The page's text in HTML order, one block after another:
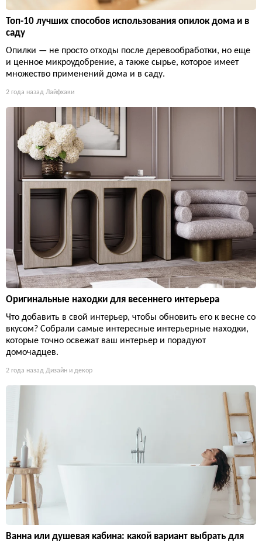
Топ-10 лучших способов использования опилок дома и в
саду
Опилки — не просто отходы после деревообработки, но еще
и ценное микроудобрение, а также сырье, которое имеет
множество применений дома и в саду.
2 года назад Лайфхаки
Оригинальные находки для весеннего интерьера
Что добавить в свой интерьер, чтобы обновить его к весне со
вкусом? Собрали самые интересные интерьерные находки,
которые точно освежат ваш интерьер и порадуют
домочадцев.
2 года назад Дизайн и декор
Ванна или душевая кабина: какой вариант выбрать для